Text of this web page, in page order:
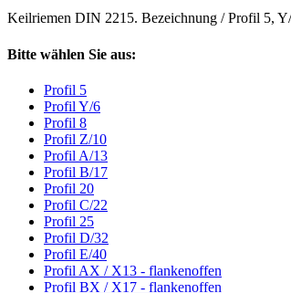
Keilriemen DIN 2215. Bezeichnung / Profil 5,
Bitte wählen Sie aus:
Profil 5
Profil Y/6
Profil 8
Profil Z/10
Profil A/13
Profil B/17
Profil 20
Profil C/22
Profil 25
Profil D/32
Profil E/40
Profil AX / X13 - flankenoffen
Profil BX / X17 - flankenoffen